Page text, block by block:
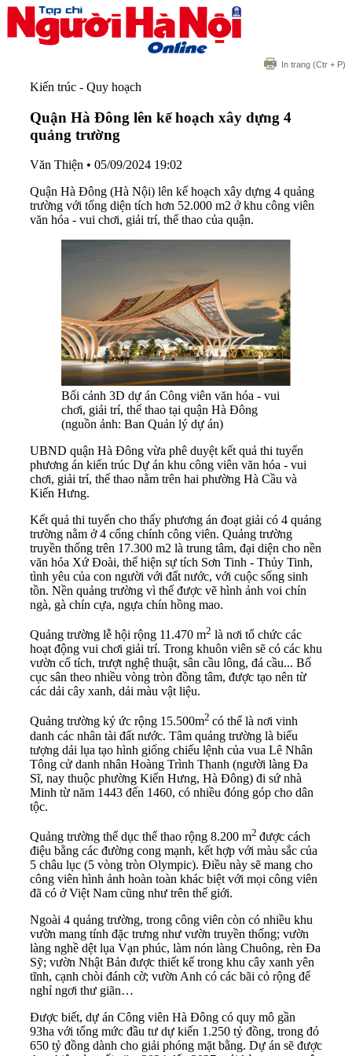
In trang (Ctr + P)
Kiến trúc - Quy hoạch
Quận Hà Đông lên kế hoạch xây dựng 4
quảng trường
Văn Thiện • 05/09/2024 19:02
Quận Hà Đông (Hà Nội) lên kế hoạch xây dựng 4 quảng
trường với tổng diện tích hơn 52.000 m2 ở khu công viên
văn hóa - vui chơi, giải trí, thể thao của quận.
Bối cảnh 3D dự án Công viên văn hóa - vui
chơi, giải trí, thể thao tại quận Hà Đông
(nguồn ảnh: Ban Quản lý dự án)
UBND quận Hà Đông vừa phê duyệt kết quả thi tuyển
phương án kiến trúc Dự án khu công viên văn hóa - vui
chơi, giải trí, thể thao nằm trên hai phường Hà Cầu và
Kiến Hưng.
Kết quả thi tuyển cho thấy phương án đoạt giải có 4 quảng
trường nằm ở 4 cổng chính công viên. Quảng trường
truyền thống trên 17.300 m2 là trung tâm, đại diện cho nền
văn hóa Xứ Đoài, thể hiện sự tích Sơn Tinh - Thủy Tinh,
tình yêu của con người với đất nước, với cuộc sống sinh
tồn. Nền quảng trường vì thế được vẽ hình ảnh voi chín
ngà, gà chín cựa, ngựa chín hồng mao.
Quảng trường lễ hội rộng 11.470 m2 là nơi tổ chức các
hoạt động vui chơi giải trí. Trong khuôn viên sẽ có các khu
vườn cổ tích, trượt nghệ thuật, sân cầu lông, đá cầu... Bố
cục sân theo nhiều vòng tròn đồng tâm, được tạo nên từ
các dải cây xanh, dải màu vật liệu.
Quảng trường ký ức rộng 15.500m2 có thể là nơi vinh
danh các nhân tài đất nước. Tâm quảng trường là biểu
tượng dải lụa tạo hình giống chiếu lệnh của vua Lê Nhân
Tông cử danh nhân Hoàng Trình Thanh (người làng Đa
Sĩ, nay thuộc phường Kiến Hưng, Hà Đông) đi sứ nhà
Minh từ năm 1443 đến 1460, có nhiều đóng góp cho dân
tộc.
Quảng trường thể dục thể thao rộng 8.200 m2 được cách
điệu bằng các đường cong mạnh, kết hợp với màu sắc của
5 châu lục (5 vòng tròn Olympic). Điều này sẽ mang cho
công viên hình ảnh hoàn toàn khác biệt với mọi công viên
đã có ở Việt Nam cũng như trên thế giới.
Ngoài 4 quảng trường, trong công viên còn có nhiều khu
vườn mang tính đặc trưng như vườn truyền thống; vườn
làng nghề dệt lụa Vạn phúc, làm nón làng Chuông, rèn Đa
Sỹ; vườn Nhật Bản được thiết kế trong khu cây xanh yên
tĩnh, cạnh chòi đánh cờ; vườn Anh có các bãi cỏ rộng để
nghỉ ngơi thư giãn…
Được biết, dự án Công viên Hà Đông có quy mô gần
93ha với tổng mức đầu tư dự kiến 1.250 tỷ đồng, trong đó
650 tỷ đồng dành cho giải phóng mặt bằng. Dự án sẽ được